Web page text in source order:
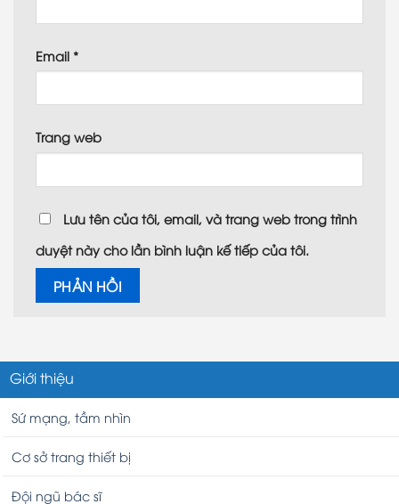
Email *
Trang web
Lưu tên của tôi, email, và trang web trong trình
duyệt này cho lần bình luận kế tiếp của tôi.
Giới thiệu
Sứ mạng, tầm nhìn
Cơ sở trang thiết bị
Đội ngũ bác sĩ